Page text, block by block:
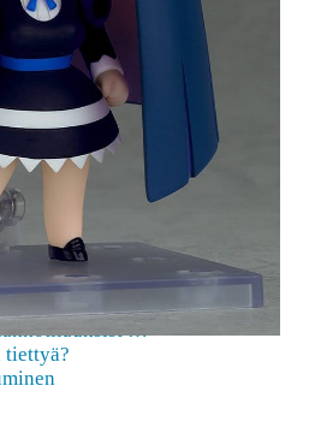
Wa
Dragon Maid
Akibassa
…